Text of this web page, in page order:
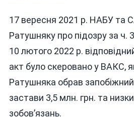
17 вересня 2021 р. НАБУ та
Ратушняку про підозру за ч.
10 лютого 2022 р.
акт було скеровано у ВАКС,
Ратушняка обрав запобіжний
застави 3,5 млн. грн. та
зобов’язань.